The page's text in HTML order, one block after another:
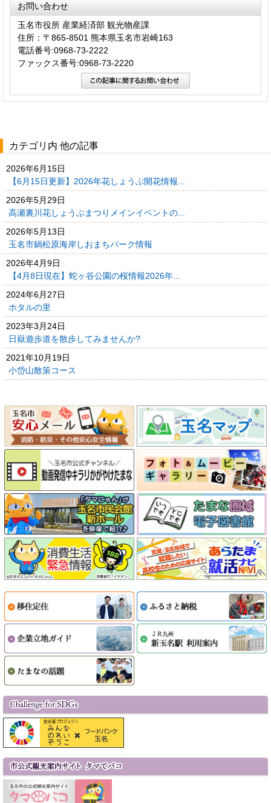
お問い合わせ
玉名市役所 産業経済部 観光物産課
住所：〒865-8501 熊本県玉名市岩崎163
電話番号:0968-73-2222
ファックス番号:0968-73-2220
カテゴリ内 他の記事
2026年6月15日
【6月15日更新】2026年花しょうぶ開花情報...
2026年5月29日
高瀬裏川花しょうぶまつりメインイベントの...
2026年5月13日
玉名市鍋松原海岸しおまちパーク情報
2026年4月9日
【4月8日現在】蛇ヶ谷公園の桜情報2026年...
2024年6月27日
ホタルの里
2023年3月24日
日嶽遊歩道を散歩してみませんか?
2021年10月19日
小岱山散策コース